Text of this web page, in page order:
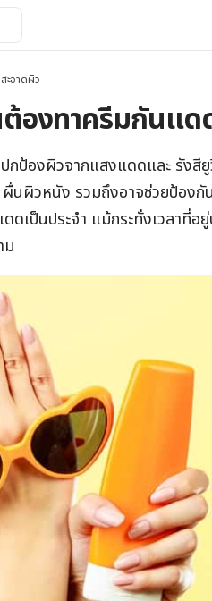
ะอาดผิว
ต้องทาครีมกันแด
กป้องผิวจากแสงแดดและ รังสี
นผิวหนัง รวมถึงอาจช่วยป้องกั
เป็นประจำ แม้กระทั่งเวลาที่อ
ม